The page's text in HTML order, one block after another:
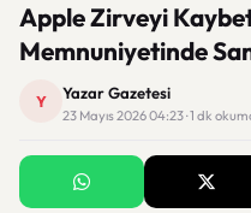
Apple Zirveyi
Memnuniyetinde
Y Yazar Gazetesi
23 Mayıs 2026 04:23 · 1 dk